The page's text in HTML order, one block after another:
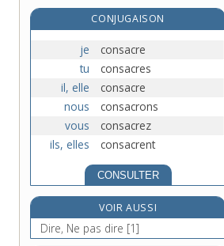
consciencieusement, adv.
consciencieux, -ieuse, adj.
conscient, -ente, adj.
conscription, n. f.
conscription militaire, n. f.
édition]
CONJUGAISON
je
consacre
tu
consacres
il, elle
consacre
nous
consacrons
vous
consacrez
ils, elles
consacrent
CONSULTER
VOIR AUSSI
Dire, Ne pas dire [1]